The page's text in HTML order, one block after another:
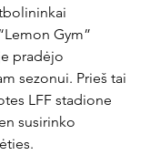
Gym”
pradėjo
sezonui. Prieš tai
LFF stadione
susirinko